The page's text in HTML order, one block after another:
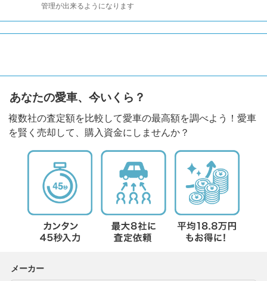
管理が出来るようになります
あなたの愛車、今いくら？
複数社の査定額を比較して愛車の最高額を調べよう！愛車
を賢く売却して、購入資金にしませんか？
メーカー